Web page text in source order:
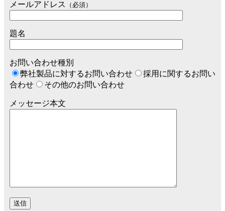
メールアドレス （必須）
題名
お問い合わせ種別
弊社製品に対するお問い合わせ
採用に関するお問い
合わせ
その他のお問い合わせ
メッセージ本文